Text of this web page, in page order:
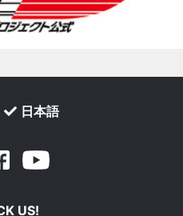
日本語
Facebook
US!